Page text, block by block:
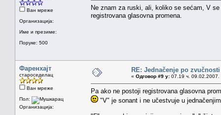
Ван мреже
Организација:
Име и презиме:
Поруке: 500
Ne znam za ruski, ali, koliko se sećam, V
registrovana glasovna promena.
Фаренхајт
староседелац
Ван мреже
Пол:
Организација:
RE: Jednačenje po zvučnosti
« Одговор #9 у: 07.19 ч. 09.02.2007.
Pa ako ne postoji registrovana glasovna
"V" je sonant i ne učestvuje u